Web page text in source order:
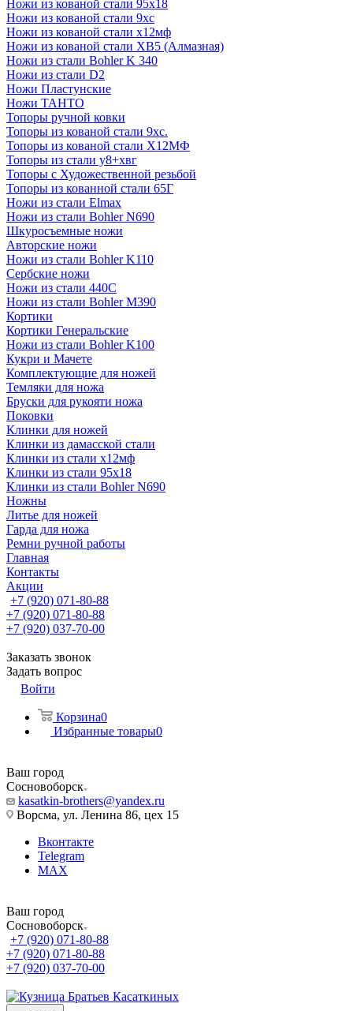
Ножи из кованой стали 95х18
Ножи из кованой стали 9хс
Ножи из кованой стали х12мф
Ножи из кованой стали ХВ5 (Алмазная)
Ножи из стали Bohler K 340
Ножи из стали D2
Ножи Пластунские
Ножи ТАНТО
Топоры ручной ковки
Топоры из кованой стали 9хс.
Топоры из кованой стали Х12МФ
Топоры из стали у8+хвг
Топоры с Художественной резьбой
Топоры из кованной стали 65Г
Ножи из стали Elmax
Ножи из стали Bohler N690
Шкуросъемные ножи
Авторские ножи
Ножи из стали Bohler K110
Сербские ножи
Ножи из стали 440С
Ножи из стали Bohler M390
Кортики
Кортики Генеральские
Ножи из стали Bohler K100
Кукри и Мачете
Комплектующие для ножей
Темляки для ножа
Бруски для рукояти ножа
Поковки
Клинки для ножей
Клинки из дамасской стали
Клинки из стали х12мф
Клинки из стали 95х18
Клинки из стали Bohler N690
Ножны
Литье для ножей
Гарда для ножа
Ремни ручной работы
Главная
Контакты
Акции
+7 (920) 071-80-88
+7 (920) 071-80-88
+7 (920) 037-70-00
Заказать звонок
Задать вопрос
Войти
Корзина0
Избранные товары0
Ваш город
Сосновоборск
kasatkin-brothers@yandex.ru
Ворсма, ул. Ленина 86, цех 15
Вконтакте
Telegram
MAX
Ваш город
Сосновоборск
+7 (920) 071-80-88
+7 (920) 071-80-88
+7 (920) 037-70-00